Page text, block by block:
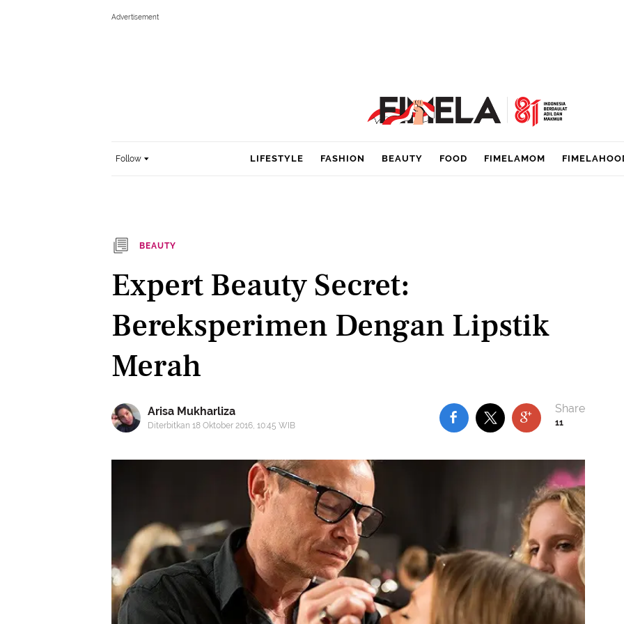
Follow LIFESTYLE FASHION BEAUTY FOOD FIMELAMOM
BEAUTY
Expert Beauty Secret:
Bereksperimen Dengan Lipstik
Merah
Arisa Mukharliza
Diterbitkan 18 Oktober 2016, 10:45 WIB 11